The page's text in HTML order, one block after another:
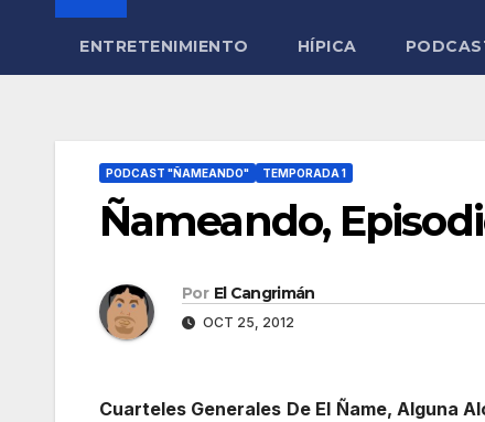
ENTRETENIMIENTO HÍPICA
PODCAST "ÑAMEANDO" TEMPORADA 1
Ñameando,
Por El Cangrimán
OCT 25, 2012
Cuarteles Generales De El Ñame, Alguna